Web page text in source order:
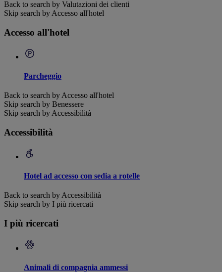
Back to search by Valutazioni dei clienti
Skip search by Accesso all'hotel
Accesso all'hotel
Parcheggio
Back to search by Accesso all'hotel
Skip search by Benessere
Skip search by Accessibilità
Accessibilità
Hotel ad accesso con sedia a rotelle
Back to search by Accessibilità
Skip search by I più ricercati
I più ricercati
Animali di compagnia ammessi